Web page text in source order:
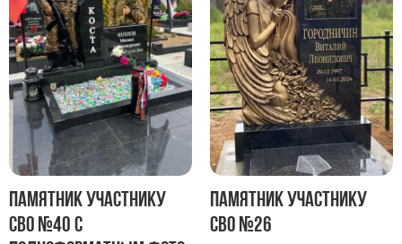
Памятники в виде гитары
Памятники комбинированные
Памятники из цветного гранита
Памятники красные
Памятники красно-черные
Памятники коричневые
Памятники зеленые
Памятники из Дымовского гранита
Памятник участнику
СВО №40 с
Памятник участнику
СВО №26